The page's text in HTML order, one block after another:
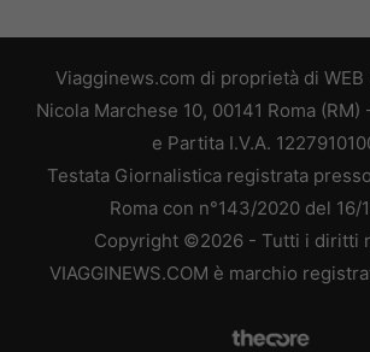
Viagginews.com di proprietà di WEB
Nicola Marchese 10, 00141 Roma
e Partita I.V.A.
Testata Giornalistica registrata
Roma con n°143/2020 del 16/
Copyright ©2026 - Tutti i diritti
VIAGGINEWS.COM è marchio